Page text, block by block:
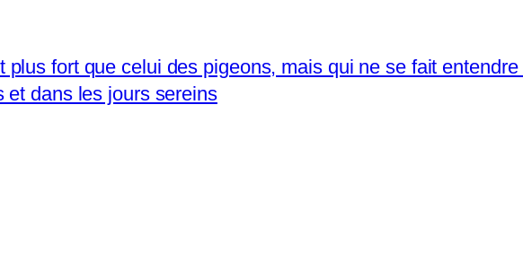
plus fort que celui des pigeons, mais qui ne se fait entendre
et dans les jours sereins